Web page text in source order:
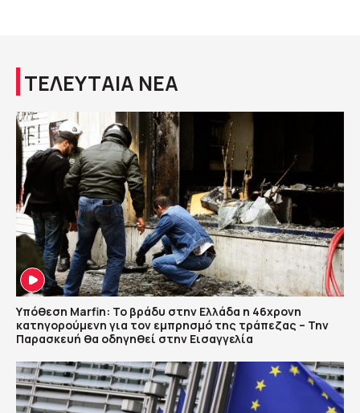
ΤΕΛΕΥΤΑΙΑ ΝΕΑ
Υπόθεση Marfin: Το βράδυ στην Ελλάδα η 46χρονη
κατηγορούμενη για τον εμπρησμό της τράπεζας – Την
Παρασκευή θα οδηγηθεί στην Εισαγγελία